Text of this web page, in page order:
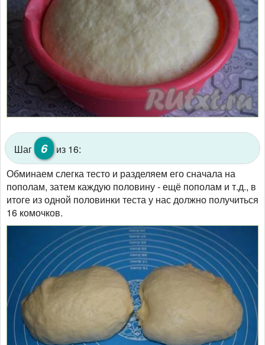
Шаг 6
из 16:
Обминаем слегка тесто и разделяем его сначала на
пополам, затем каждую половину - ещё пополам и т.д., в
итоге из одной половинки теста у нас должно получиться
16 комочков.